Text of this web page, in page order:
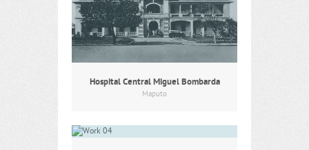
Hospital Central Miguel Bombarda
Maputo